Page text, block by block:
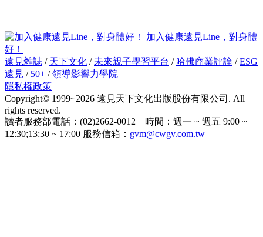
加入健康遠見Line，對身體
好！
遠見雜誌 / 天下文化 / 未來親子學習平台 / 哈佛商業評論 /ESG
遠見 / 50+ /領導影響力學院
隱私權政策
Copyright© 1999~2026 遠見天下文化出版股份有限公司. All
rights reserved.
讀者服務部電話：(02)2662-0012 時間：週一 ~ 週五 9:00 ~
12:30;13:30 ~ 17:00 服務信箱： gvm@cwgv.com.tw